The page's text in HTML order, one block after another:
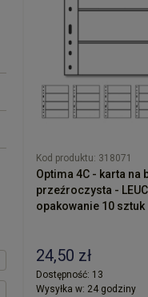
Kod produktu: 318071
Optima 4C - karta na
przeźroczysta -
opakowanie 10 sztuk
24,50 zł
Dostępność: 13
Wysyłka w: 24 godziny